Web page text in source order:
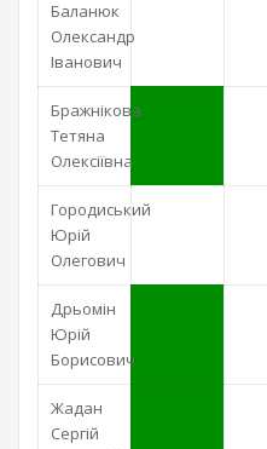
Баланюк
Олександр
Іванович
Бражнікова
Тетяна
Олексіївна
Городиський
Юрій
Олегович
Дрьомін
Юрій
Борисович
Жадан
Сергій